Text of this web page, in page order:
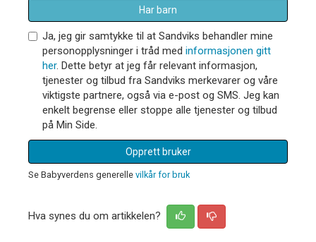
Har barn
Ja, jeg gir samtykke til at Sandviks behandler mine
personopplysninger i tråd med informasjonen gitt
her. Dette betyr at jeg får relevant informasjon,
tjenester og tilbud fra Sandviks merkevarer og våre
viktigste partnere, også via e-post og SMS. Jeg kan
enkelt begrense eller stoppe alle tjenester og tilbud
på Min Side.
Opprett bruker
Se Babyverdens generelle vilkår for bruk
Hva synes du om artikkelen?